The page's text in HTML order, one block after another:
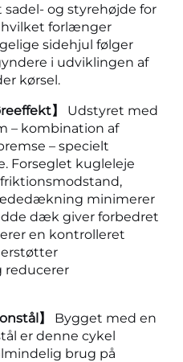
og styrehøjde for
forlænger
sidehjul følger
i udviklingen af
kørsel.
】 Udstyret med
– kombination af
– specielt
Forseglet kugleleje
minimerer
dæk giver forbedret
en kontrolleret
】 Bygget med en
er denne cykel
brug på